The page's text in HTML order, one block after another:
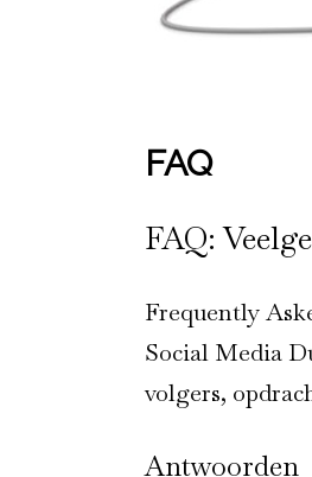
FAQ
FAQ:
Frequently
Social Media
volgers,
Antwoorden